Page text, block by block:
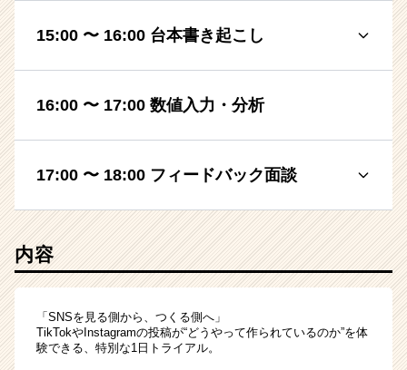
15:00 〜 16:00 台本書き起こし
16:00 〜 17:00 数値入力・分析
17:00 〜 18:00 フィードバック面談
内容
「SNSを見る側から、つくる側へ」
TikTokやInstagramの投稿が“どうやって作られているのか”を体
験できる、特別な1日トライアル。